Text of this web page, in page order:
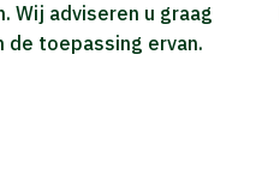
Wij adviseren u graag
toepassing ervan.